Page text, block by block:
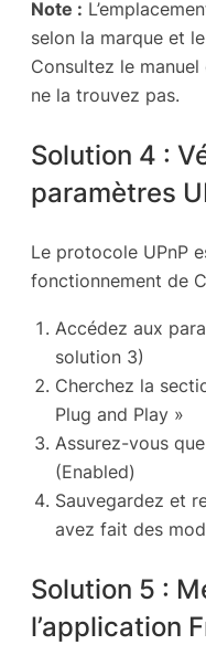
Note :
selon la marque et
Consultez le
ne la trouvez pas.
Solution 4 :
paramètres
Le protocole UPnP
fonctionnement de
Accédez aux
solution 3)
Cherchez la
Plug and Play »
Assurez-vous
(Enabled)
Sauvegardez et
avez fait des
Solution 5 :
l’application